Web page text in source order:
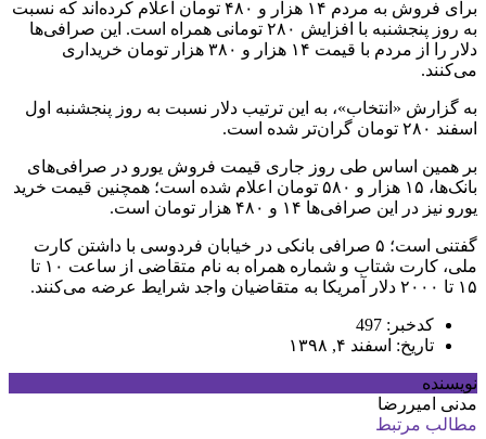
برای فروش به مردم ۱۴ هزار و ۴۸۰ تومان اعلام کرده‌اند که نسبت
به روز پنجشنبه با افزایش ۲۸۰ تومانی همراه است. این صرافی‌ها
دلار را از مردم با قیمت ۱۴ هزار و ۳۸۰ هزار تومان خریداری
می‌کنند.
به گزارش «انتخاب»، به این ترتیب دلار نسبت به روز پنجشنبه اول
اسفند ۲۸۰ تومان گران‌تر شده است.
بر همین‌ اساس طی روز جاری قیمت فروش یورو در صرافی‌های
بانک‌ها، ۱۵ هزار و ۵۸۰ تومان اعلام شده است؛ همچنین قیمت خرید
یورو نیز در این صرافی‌ها ۱۴ و ۴۸۰ هزار تومان است.
گفتنی است؛ ۵ صرافی بانکی در خیابان فردوسی با داشتن کارت
ملی، کارت شتاب و شماره همراه به نام متقاضی از ساعت ۱۰ تا
۱۵ تا ۲۰۰۰ دلار آمریکا به متقاضیان واجد شرایط عرضه می‌کنند.
کدخبر: 497
تاریخ: اسفند ۴, ۱۳۹۸
نویسنده
مدنی امیررضا
مطالب مرتبط